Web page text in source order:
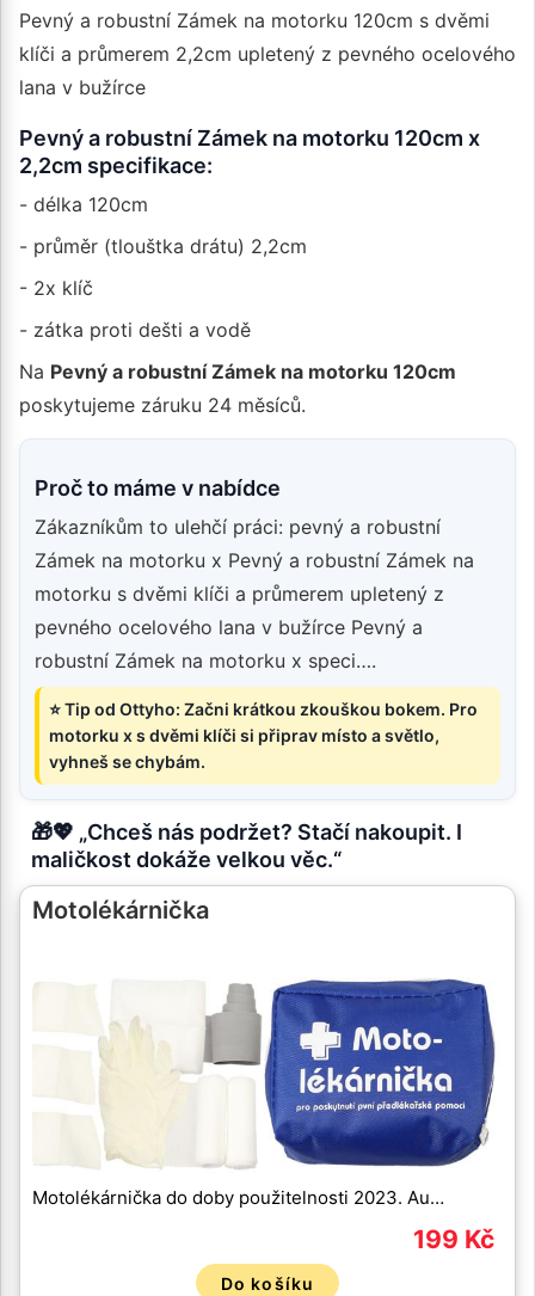
Pevný a robustní Zámek na motorku 120cm s dvěmi
klíči a průmerem 2,2cm upletený z pevného ocelového
lana v bužírce
Pevný a robustní Zámek na motorku 120cm x
2,2cm specifikace:
- délka 120cm
- průměr (tlouštka drátu) 2,2cm
- 2x klíč
- zátka proti dešti a vodě
Na Pevný a robustní Zámek na motorku 120cm
poskytujeme záruku 24 měsíců.
Proč to máme v nabídce
Zákazníkům to ulehčí práci: pevný a robustní
Zámek na motorku x Pevný a robustní Zámek na
motorku s dvěmi klíči a průmerem upletený z
pevného ocelového lana v bužírce Pevný a
robustní Zámek na motorku x speci….
⭐ Tip od Ottyho: Začni krátkou zkouškou bokem. Pro
motorku x s dvěmi klíči si připrav místo a světlo,
vyhneš se chybám.
🎁💖 „Chceš nás podržet? Stačí nakoupit. I
maličkost dokáže velkou věc.“
Motolékárnička
Motolékárnička do doby použitelnosti 2023. Au…
199 Kč
Do košíku